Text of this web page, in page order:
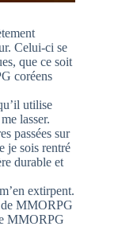
Celui-ci se
que ce soit
coréens
utilise
lasser.
passées sur
je sois rentré
durable et
extirpent.
de MMORPG
MMORPG